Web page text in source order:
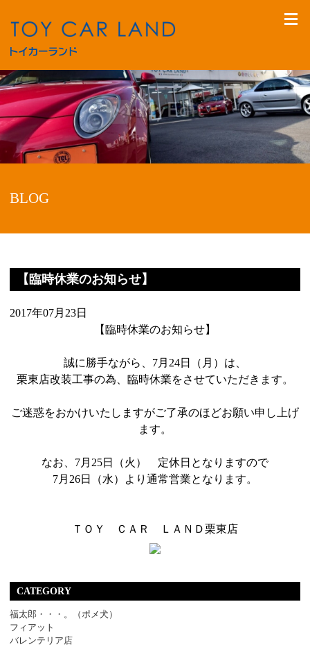
BLOG
【臨時休業のお知らせ】
2017年07月23日
【臨時休業のお知らせ】
誠に勝手ながら、7月24日（月）は、
栗東店改装工事の為、臨時休業をさせていただきます。
ご迷惑をおかけいたしますがご了承のほどお願い申し上げ
ます。
なお、7月25日（火） 定休日となりますので
7月26日（水）より通常営業となります。
ＴＯＹ ＣＡＲ ＬＡＮＤ栗東店
CATEGORY
福太郎・・・。（ポメ犬）
フィアット
バレンテリア店